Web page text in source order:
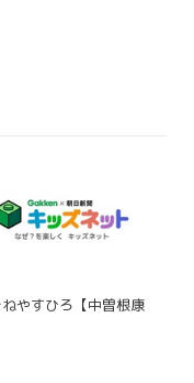
やすひろ【中曽根康